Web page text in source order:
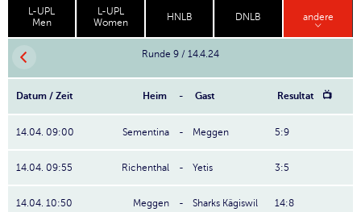
L-UPL
Men
L-UPL
Women
HNLB DNLB andere
Runde 9 / 14.4.24
Datum / Zeit Heim - Gast Resultat 📺
14.04. 09:00 Sementina - Meggen 5:9
14.04. 09:55 Richenthal - Yetis 3:5
14.04. 10:50 Meggen - Sharks Kägiswil 14:8